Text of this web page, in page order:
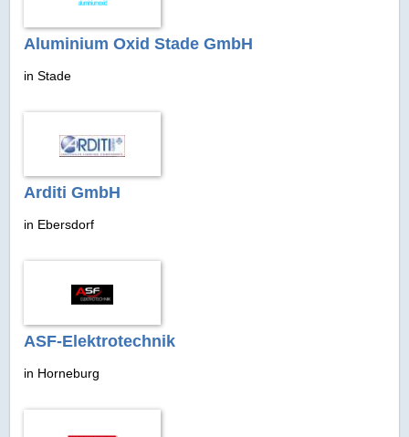
Aluminium Oxid Stade GmbH
in Stade
Arditi GmbH
in Ebersdorf
ASF-Elektrotechnik
in Horneburg